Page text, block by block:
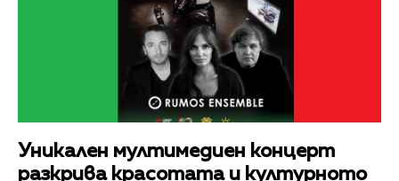
Уникален мултимедиен концерт
разкрива красотата и културното